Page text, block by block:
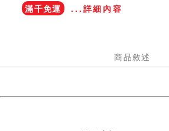
滿千免運 ...詳細內容
商品敘述